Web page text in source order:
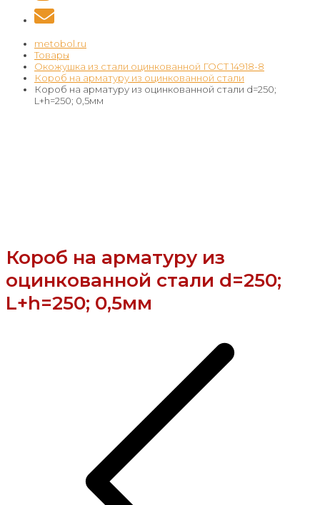
metobol.ru
Товары
Окожушка из стали оцинкованной ГОСТ 14918-8
Короб на арматуру из оцинкованной стали
Короб на арматуру из оцинкованной стали d=250;
L+h=250; 0,5мм
Короб на арматуру из
оцинкованной стали d=250;
L+h=250; 0,5мм